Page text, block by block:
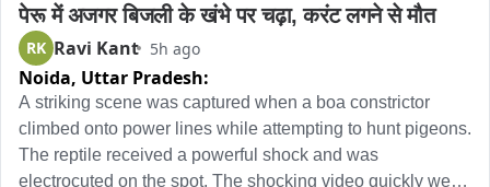
- मराठा के विधायक, सांसद, भाजपा में सभी मंत्री फडणवीस से बोलें कि
बावनकुले की चूक सुधारी जाए
- एक शब्द भी फडणवीस से नहीं बोलेंगे… पर अगर सुधार हुआ तो 29 अगस्त
से भयावह आंदोलन शुरू होगा
- उन्होंने मुस्लिम दलित समाज को बदतर किया है
- किसानों के सामने रास्ता पूरी तरह से बंद कर दिया गया
- वे बावनकुले, हमारे संबंध नहीं… लेकिन ऐसे प्राणी जन्म से नहीं बनते; यह
पेरू में अजगर बिजली के खंभे पर चढ़ा, करंट लगने से मौत
RK Ravi Kant 5h ago
Noida, Uttar Pradesh:
A striking scene was captured when a boa constrictor
climbed onto power lines while attempting to hunt pigeons.
The reptile received a powerful shock and was
electrocuted on the spot. The shocking video quickly went